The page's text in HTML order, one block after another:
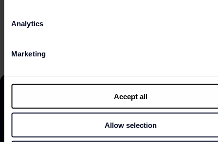
Analytics
Marketing
Accept all
Allow selection